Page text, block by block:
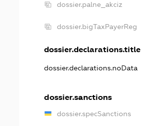
dossier.palne_akciz
dossier.bigTaxPayerReg
dossier.declarations.title
dossier.declarations.noData
dossier.sanctions
dossier.specSanctions